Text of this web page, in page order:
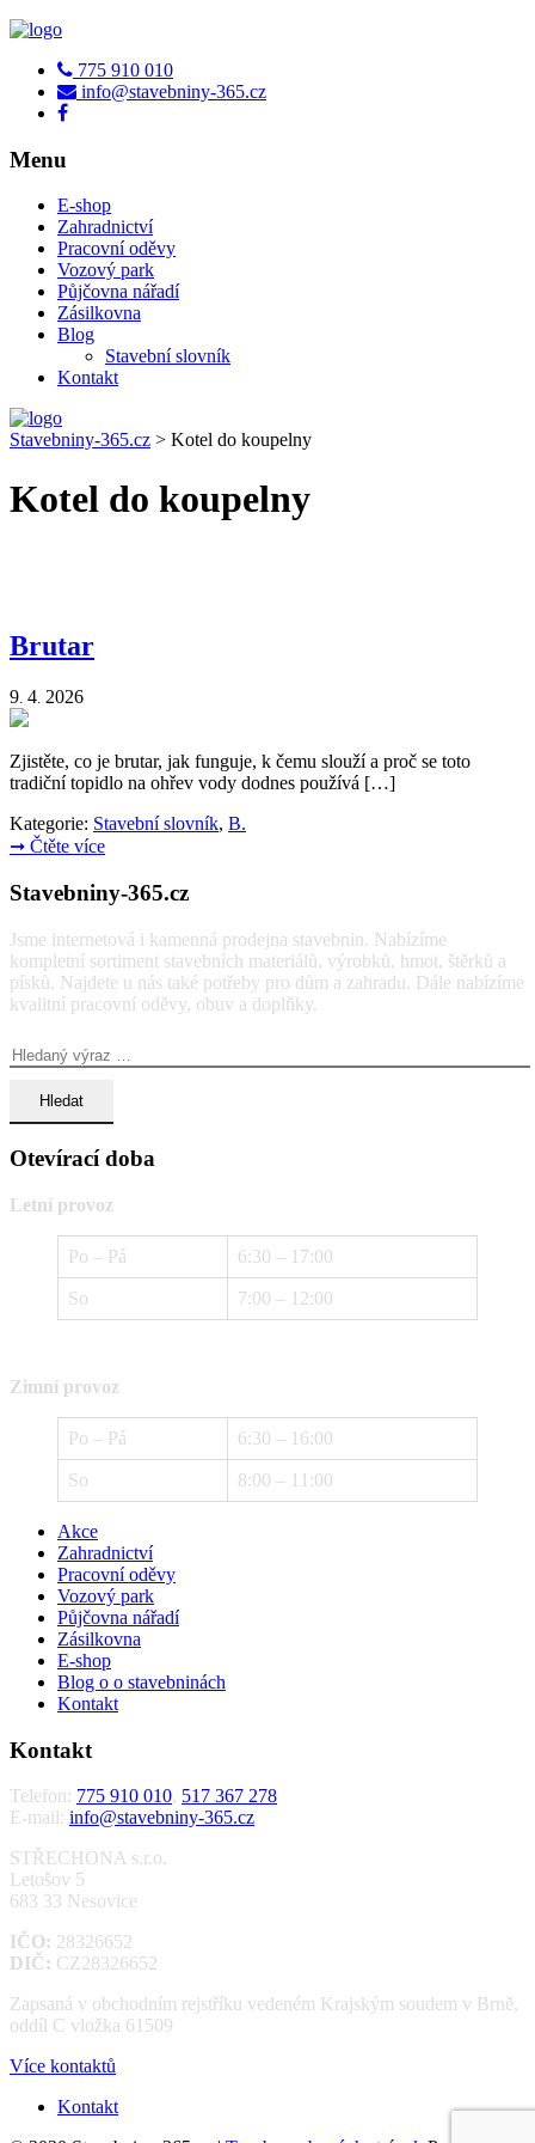
775 910 010
info@stavebniny-365.cz
Menu
E-shop
Zahradnictví
Pracovní oděvy
Vozový park
Půjčovna nářadí
Zásilkovna
Blog
Stavební slovník
Kontakt
Stavebniny-365.cz > Kotel do koupelny
Kotel do koupelny
Brutar
9. 4. 2026
Zjistěte, co je brutar, jak funguje, k čemu slouží a proč se toto
tradiční topidlo na ohřev vody dodnes používá […]
Kategorie: Stavební slovník, B.
➞ Čtěte více
Stavebniny-365.cz
Jsme internetová i kamenná prodejna stavebnin. Nabízíme
kompletní sortiment stavebních materiálů, výrobků, hmot, štěrků a
písků. Najdete u nás také potřeby pro dům a zahradu. Dále nabízíme
kvalitní pracovní oděvy, obuv a doplňky.
Otevírací doba
Letní provoz
Po – Pá 6:30 – 17:00
So 7:00 – 12:00
Zimní provoz
Po – Pá 6:30 – 16:00
So 8:00 – 11:00
Akce
Zahradnictví
Pracovní oděvy
Vozový park
Půjčovna nářadí
Zásilkovna
E-shop
Blog o o stavebninách
Kontakt
Kontakt
Telefon: 775 910 010, 517 367 278
E-mail: info@stavebniny-365.cz
STŘECHONA s.r.o.
Letošov 5
683 33 Nesovice
IČO: 28326652
DIČ: CZ28326652
Zapsaná v obchodním rejstříku vedeném Krajským soudem v Brně,
oddíl C vložka 61509
Více kontaktů
Kontakt